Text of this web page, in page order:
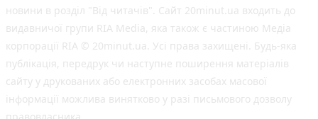
новини в розділ "Від читачів". Сайт 20minut.ua входить до
видавничої групи RIA Media, яка також є частиною Медіа
корпорації RIA © 20minut.ua. Усі права захищені. Будь-яка
публiкацiя, передрук чи наступне поширення матеріалів
сайту у друкованих або електронних засобах масової
інформації можлива винятково у разі письмового дозволу